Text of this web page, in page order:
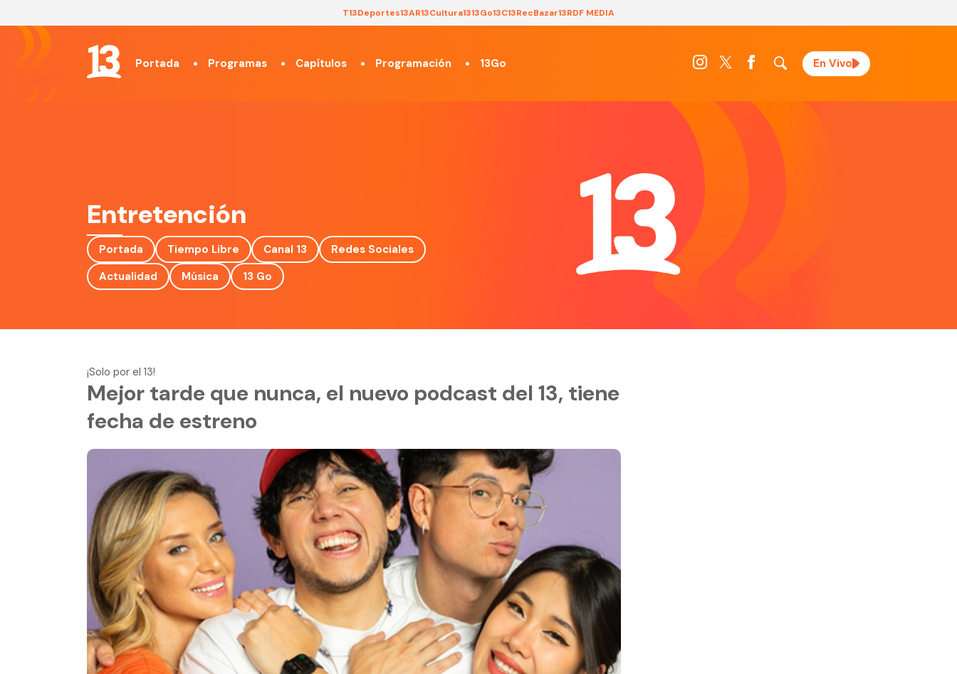
T13Deportes13AR13Cultura1313Go13C13RecBazar13RDF MEDIA
Portada Programas Capítulos Programación 13Go En Vivo
Entretención
Portada Tiempo Libre Canal 13
Redes Sociales
Actualidad
Música 13 Go
¡Solo por el 13!
Mejor tarde que nunca, el nuevo podcast del 13, tiene
fecha de estreno